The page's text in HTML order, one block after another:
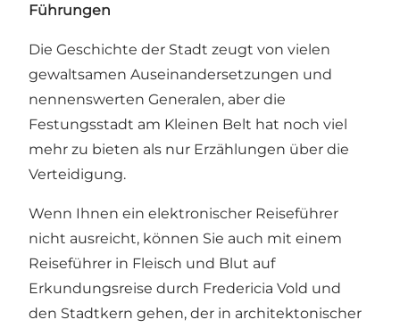
Führungen
Die Geschichte der Stadt zeugt von vielen
gewaltsamen Auseinandersetzungen und
nennenswerten Generalen, aber die
Festungsstadt am Kleinen Belt hat noch viel
mehr zu bieten als nur Erzählungen über die
Verteidigung.
Wenn Ihnen ein elektronischer Reiseführer
nicht ausreicht, können Sie auch mit einem
Reiseführer in Fleisch und Blut auf
Erkundungsreise durch Fredericia Vold und
den Stadtkern gehen, der in architektonischer